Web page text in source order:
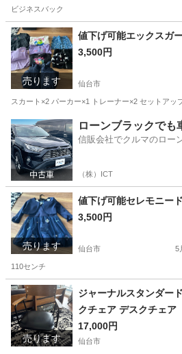
ビジネスバック
宮城 仙台市 バッグ
売ります
値下げ可能エックスガ
3,500円
仙台市
スカート×2 パーカー×1 トレーナー×2 セットア
宮城 仙台市 キッズ用品
ローンブラックでも
信販会社でクルマのロー
（株）ICT
売ります
値下げ可能セレモニー
3,500円
仙台市 5
110センチ
宮城 仙台市 キッズ用品 セレモニー
売ります
ジャーナルスタンダー
クチェア デスクチェア
17,000円
仙台市